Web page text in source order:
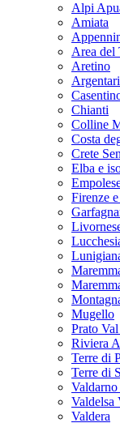
Alpi
Amiata
Area del
Aretino
Chianti
Colline
Costa
Crete
Elba e
Firenze
Mugello
Prato
Riviera
Terre di
Terre di
Valdelsa
Valdera